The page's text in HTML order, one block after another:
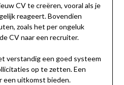
CV te creëren, vooral als je
reageert. Bovendien
zoals het per ongeluk
CV naar een recruiter.
verstandig een goed systeem
op te zetten. Een
een uitkomst bieden.